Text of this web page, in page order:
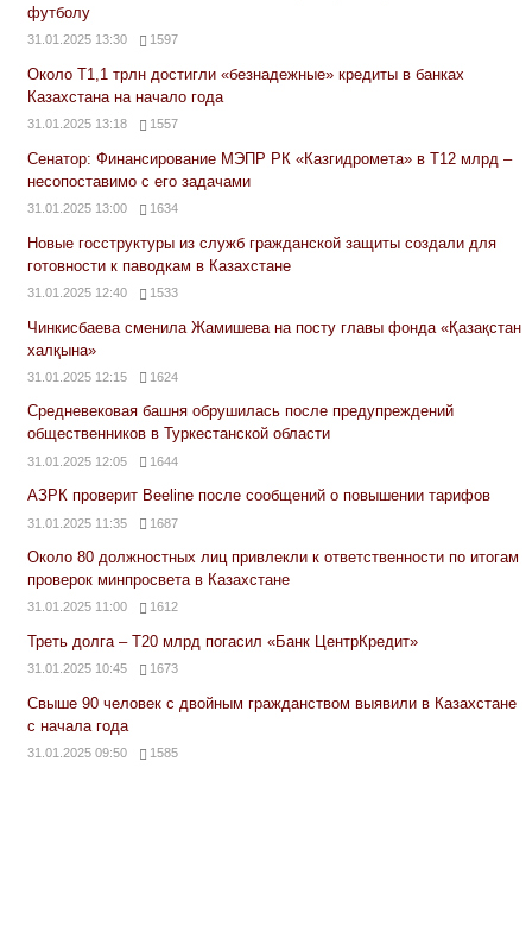
футболу
31.01.2025 13:30 1597
Около Т1,1 трлн достигли «безнадежные» кредиты в банках
Казахстана на начало года
31.01.2025 13:18 1557
Сенатор: Финансирование МЭПР РК «Казгидромета» в Т12 млрд –
несопоставимо с его задачами
31.01.2025 13:00 1634
Новые госструктуры из служб гражданской защиты создали для
готовности к паводкам в Казахстане
31.01.2025 12:40 1533
Чинкисбаева сменила Жамишева на посту главы фонда «Қазақстан
халқына»
31.01.2025 12:15 1624
Средневековая башня обрушилась после предупреждений
общественников в Туркестанской области
31.01.2025 12:05 1644
АЗРК проверит Beeline после сообщений о повышении тарифов
31.01.2025 11:35 1687
Около 80 должностных лиц привлекли к ответственности по итогам
проверок минпросвета в Казахстане
31.01.2025 11:00 1612
Треть долга – Т20 млрд погасил «Банк ЦентрКредит»
31.01.2025 10:45 1673
Свыше 90 человек с двойным гражданством выявили в Казахстане
с начала года
31.01.2025 09:50 1585